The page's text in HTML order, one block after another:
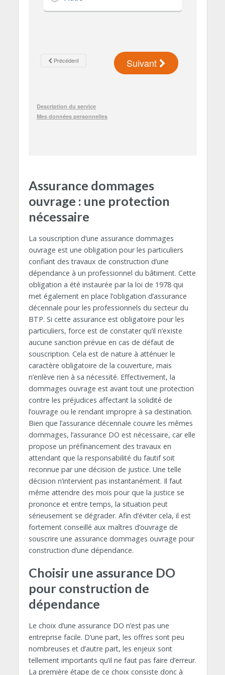
Assurance dommages
ouvrage : une protection
nécessaire
La souscription d’une assurance dommages
ouvrage est une obligation pour les particuliers
confiant des travaux de construction d’une
dépendance à un professionnel du bâtiment. Cette
obligation a été instaurée par la loi de 1978 qui
met également en place l’obligation d’assurance
décennale pour les professionnels du secteur du
BTP. Si cette assurance est obligatoire pour les
particuliers, force est de constater qu’il n’existe
aucune sanction prévue en cas de défaut de
souscription. Cela est de nature à atténuer le
caractère obligatoire de la couverture, mais
n’enlève rien à sa nécessité. Effectivement, la
dommages ouvrage est avant tout une protection
contre les préjudices affectant la solidité de
l’ouvrage ou le rendant impropre à sa destination.
Bien que l’assurance décennale couvre les mêmes
dommages, l’assurance DO est nécessaire, car elle
propose un préfinancement des travaux en
attendant que la responsabilité du fautif soit
reconnue par une décision de justice. Une telle
décision n’intervient pas instantanément. Il faut
même attendre des mois pour que la justice se
prononce et entre temps, la situation peut
sérieusement se dégrader. Afin d’éviter cela, il est
fortement conseillé aux maîtres d’ouvrage de
souscrire une assurance dommages ouvrage pour
construction d’une dépendance.
Choisir une assurance DO
pour construction de
dépendance
Le choix d’une assurance DO n’est pas une
entreprise facile. D’une part, les offres sont peu
nombreuses et d’autre part, les enjeux sont
tellement importants qu’il ne faut pas faire d’erreur.
La première étape de ce choix consiste donc à